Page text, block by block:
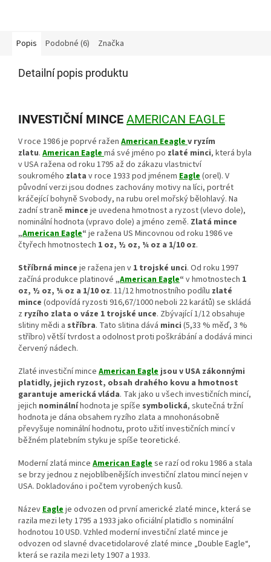
Popis Podobné (6) Značka
Detailní popis produktu
INVESTIČNÍ MINCE AMERICAN EAGLE
V roce 1986 je poprvé ražen American Eeagle v ryzím
zlatu. American Eagle má své jméno po zlaté minci, která byla
v USA ražena od roku 1795 až do zákazu vlastnictví
soukromého zlata v roce 1933 pod jménem Eagle (orel). V
původní verzi jsou dodnes zachovány motivy na líci, portrét
kráčející bohyně Svobody, na rubu orel mořský bělohlavý. Na
zadní straně mince je uvedena hmotnost a ryzost (vlevo dole),
nominální hodnota (vpravo dole) a jméno země. Zlatá mince
„American Eagle“ je ražena US Mincovnou od roku 1986 ve
čtyřech hmotnostech 1 oz, ½ oz, ¼ oz a 1/10 oz.
Stříbrná mince je ražena jen v 1 trojské unci. Od roku 1997
začíná produkce platinové „American Eagle“ v hmotnostech 1
oz, ½ oz, ¼ oz a 1/10 oz. 11/12 hmotnostního podílu zlaté
mince (odpovídá ryzosti 916,67/1000 neboli 22 karátů) se skládá
z ryzího zlata o váze 1 trojské unce. Zbývající 1/12 obsahuje
slitiny mědi a stříbra. Tato slitina dává minci (5,33 % měď, 3 %
stříbro) větší tvrdost a odolnost proti poškrábání a dodává minci
červený nádech.
Zlaté investiční mince American Eagle jsou v USA zákonnými
platidly, jejich ryzost, obsah drahého kovu a hmotnost
garantuje americká vláda. Tak jako u všech investičních mincí,
jejich nominálníhodnota je spíše symbolická, skutečná tržní
hodnota je dána obsahem ryzího zlata a mnohonásobně
převyšuje nominální hodnotu, proto užití investičních mincí v
běžném platebním styku je spíše teoretické.
Moderní zlatá mince American Eagle se razí od roku 1986 a stala
se brzy jednou z nejoblíbenějších investiční zlatou mincí nejen v
USA. Dokladováno i počtem vyrobených kusů.
Název Eagle je odvozen od první americké zlaté mince, která se
razila mezi lety 1795 a 1933 jako oficiální platidlo s nominální
hodnotou 10 USD. Vzhled moderní investiční zlaté mince je
odvozen od slavné dvacetidolarové zlaté mince „Double Eagle“,
která se razila mezi lety 1907 a 1933.